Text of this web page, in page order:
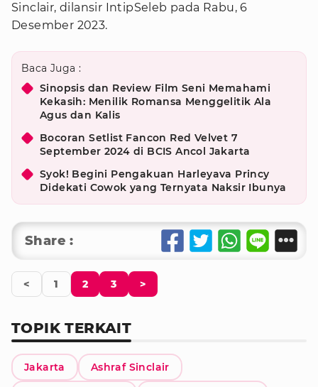
Sinclair, dilansir IntipSeleb pada Rabu, 6
Desember 2023.
Baca Juga :
Sinopsis dan Review Film Seni Memahami
Kekasih: Menilik Romansa Menggelitik Ala
Agus dan Kalis
Bocoran Setlist Fancon Red Velvet 7
September 2024 di BCIS Ancol Jakarta
Syok! Begini Pengakuan Harleyava Princy
Didekati Cowok yang Ternyata Naksir Ibunya
Share :
< 1 2 3 >
TOPIK TERKAIT
Jakarta Ashraf Sinclair